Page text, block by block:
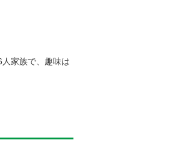
家族で、趣味は